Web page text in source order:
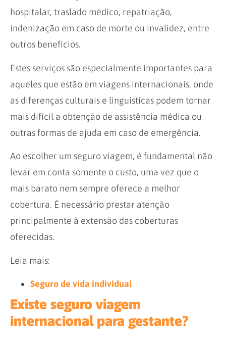
hospitalar, traslado médico, repatriação,
indenização em caso de morte ou invalidez, entre
outros benefícios.
Estes serviços são especialmente importantes para
aqueles que estão em viagens internacionais, onde
as diferenças culturais e linguísticas podem tornar
mais difícil a obtenção de assistência médica ou
outras formas de ajuda em caso de emergência.
Ao escolher um seguro viagem, é fundamental não
levar em conta somente o custo, uma vez que o
mais barato nem sempre oferece a melhor
cobertura. É necessário prestar atenção
principalmente à extensão das coberturas
oferecidas.
Leia mais:
Seguro de vida individual
Existe seguro viagem
internacional para gestante?